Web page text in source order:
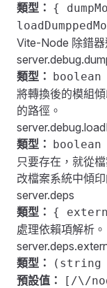
類型： {
Vite-Node 除錯器
類型：
將轉換後的模組
的路徑。
類型： boolean
只要存在，就從
改檔案系統中傾
server.deps
類型： {
處理依賴項解析。
類型：
(string
預設值： [/\/